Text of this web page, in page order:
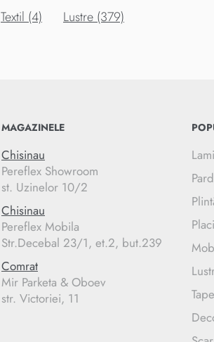
Textil (4) Lustre (379)
MAGAZINELE
Chisinau
Pereflex Showroom
st. Uzinelor 10/2
Chisinau
Pereflex Mobila
Str.Decebal 23/1, et.2, but.239
Comrat
Mir Parketa & Oboev
str. Victoriei, 11